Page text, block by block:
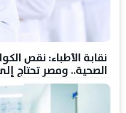
نقابة الأطباء: نقص
الصحية.. ومصر تحتاج إلى